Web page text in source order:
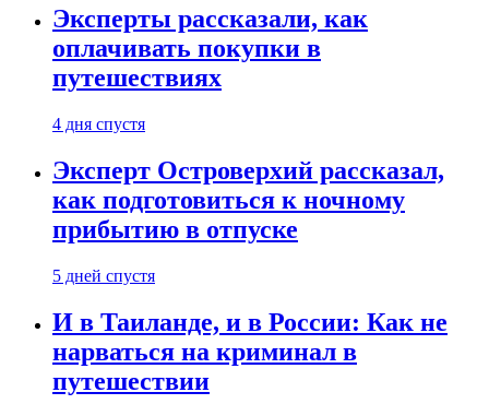
Эксперты рассказали, как
оплачивать покупки в
путешествиях
4 дня спустя
Эксперт Островерхий рассказал,
как подготовиться к ночному
прибытию в отпуске
5 дней спустя
И в Таиланде, и в России: Как не
нарваться на криминал в
путешествии